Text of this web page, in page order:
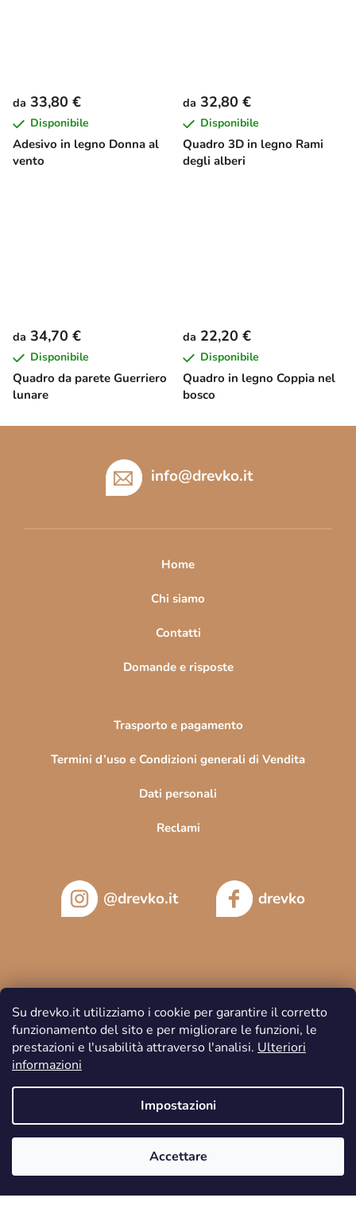
Su drevko.it utilizziamo i cookie per garantire il corretto
funzionamento del sito e per migliorare le funzioni, le
prestazioni e l'usabilità attraverso l'analisi. Ulteriori
informazioni
Impostazioni
Accettare
Adesivo in legno Donna al
vento
da 33,80 €
Disponibile
Quadro 3D in legno Rami
degli alberi
da 32,80 €
Disponibile
Quadro da parete Guerriero
lunare
da 34,70 €
Disponibile
Quadro in legno Coppia nel
bosco
da 22,20 €
Disponibile
info@drevko.it
Home
Chi siamo
Contatti
Domande e risposte
Trasporto e pagamento
Termini d’uso e Condizioni generali di Vendita
Dati personali
Reclami
@drevko.it drevko
Copyright 2026DREVKO. Tutti i diritti riservati.